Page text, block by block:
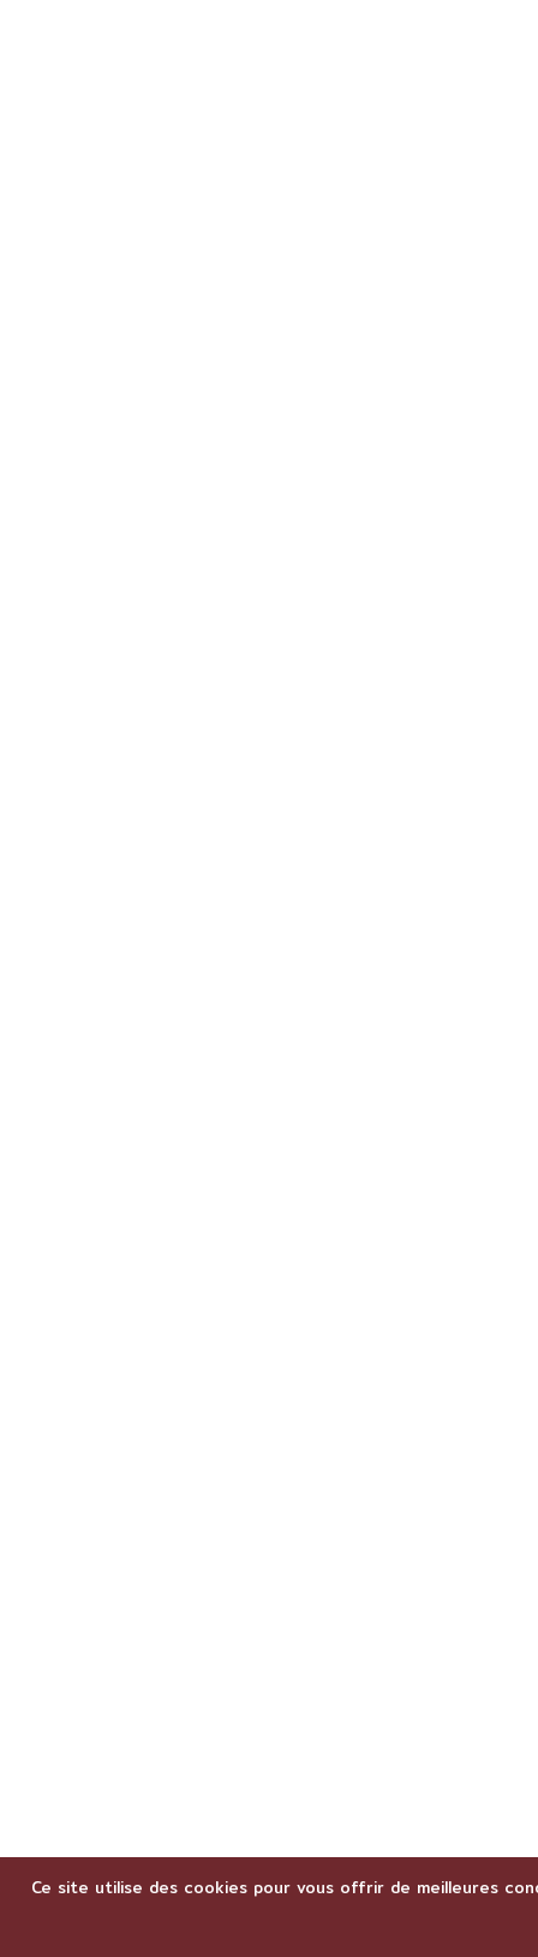
Ce site utilise des cookies pour vous offrir de meilleures